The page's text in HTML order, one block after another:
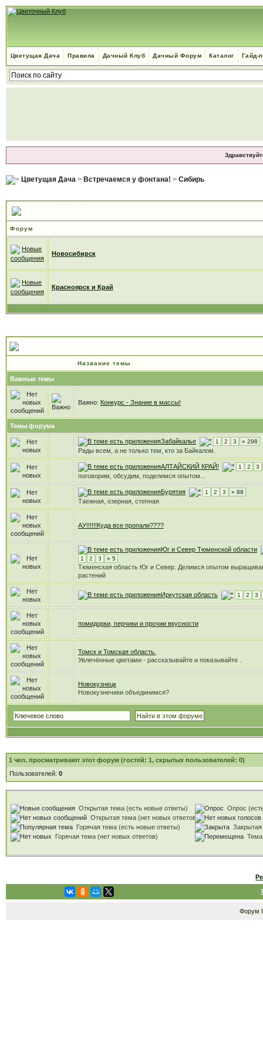
Цветущая Дача Правила Дачный Клуб Дачный Форум Каталог Гайд-
Цветущая Дача> Встречаемся у фонтана! > Сибирь
Форум
Новосибирск
Красноярск и Край
Название темы
Важные темы
Важно: Конкурс - Знание в массы!
Темы форума
Забайкалье 1 2 3 » 298
Рады всем, а не только тем, кто за Байкалом.
АЛТАЙСКИЙ КРАЙ! 1 2 3
поговорим, обсудим, поделимся опытом...
Бурятия 1 2 3 » 88
Таежная, озерная, степная
АУ!!!!!!Куда все пропали????
Юг и Север Тюменской области
1 2 3 » 5
Тюменская область Юг и Север. Делимся опытом
растений
Иркутская область 1 2 3
помидорки, перчики и прочии вкусности
Томск и Томская область.
Увлечённые цветами - рассказывайте и показывайте .
Новокузнецк
Новокузнечики объединимся?
1 чел. просматривают этот форум (гостей: 1, скрытых пользователей: 0)
Пользователей: 0
Открытая тема (есть новые ответы)
Открытая тема (нет новых ответов)
Горячая тема (есть новые ответы)
Горячая тема (нет новых ответов)
Опрос
Форум